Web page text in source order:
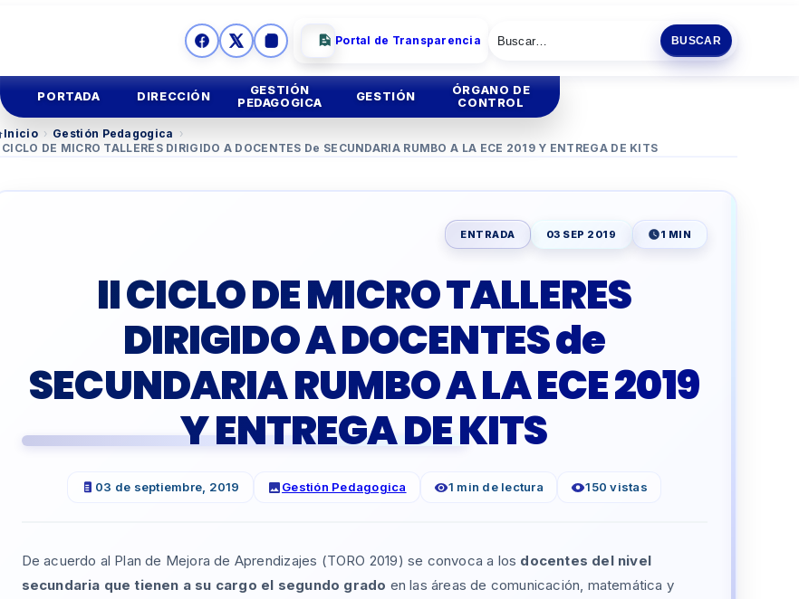
Portal de Transparencia BUSCAR
PORTADA DIRECCIÓN
Mision yVision
GESTIÓN
PEDAGOGICA
TUTORIA Y CONVIVENCIAESCOLAR
EDUCACIÓN TÉCNICO PRODUCTIVA
TALLERDOCENTES
GESTIÓN
GestiónInstitucional
ÓRGANO DE
CONTROL
Inicio › Gestión Pedagogica ›
DE MICRO TALLERES DIRIGIDO A DOCENTES De SECUNDARIA RUMBO A LA ECE 2019 Y ENTREGA DE KITS
ENTRADA 03 SEP 2019 1 MIN
II CICLO DE MICRO TALLERES
DIRIGIDO A DOCENTES de
SECUNDARIA RUMBO A LA ECE 2019
Y ENTREGA DE KITS
03 de septiembre, 2019 Gestión Pedagogica 1 min de lectura 150 vistas
De acuerdo al Plan de Mejora de Aprendizajes (TORO 2019) se convoca a los docentes del nivel
secundaria que tienen a su cargo el segundo grado en las áreas de comunicación, matemática y